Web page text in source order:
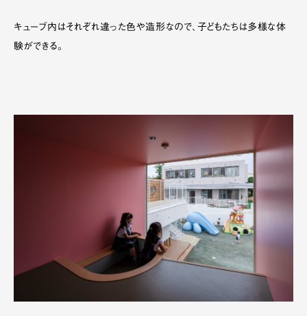
キューブ内はそれぞれ違った色や造形なので、子どもたちは多様な体
験ができる。